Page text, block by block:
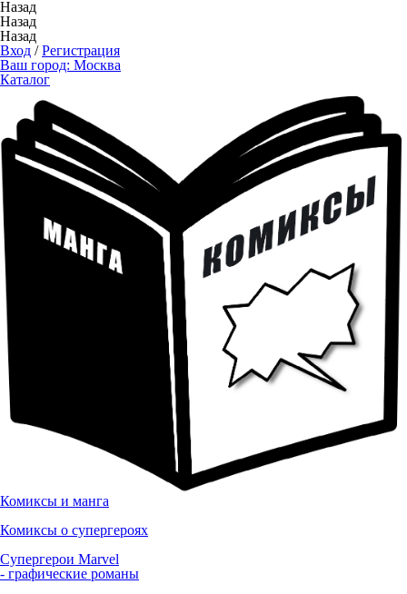
Назад
Назад
Назад
Вход /Регистрация
Ваш город: Москва
Каталог
Комиксы и манга
Комиксы о супергероях
Супергерои Marvel
- графические романы